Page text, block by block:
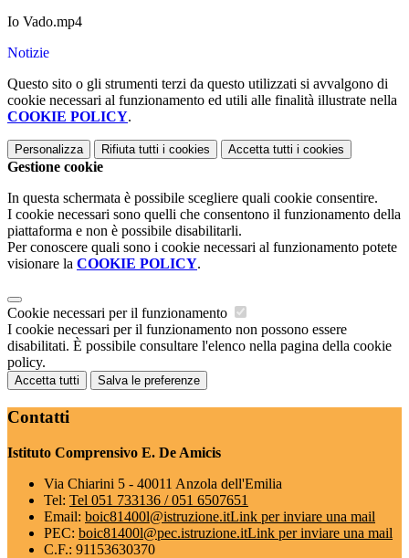
Io Vado.mp4
Notizie
Questo sito o gli strumenti terzi da questo utilizzati si avvalgono di
cookie necessari al funzionamento ed utili alle finalità illustrate nella
COOKIE POLICY.
Personalizza Rifiuta tutti i cookies Accetta tutti i cookies
Gestione cookie
In questa schermata è possibile scegliere quali cookie consentire.
I cookie necessari sono quelli che consentono il funzionamento della
piattaforma e non è possibile disabilitarli.
Per conoscere quali sono i cookie necessari al funzionamento potete
visionare la COOKIE POLICY.
Cookie necessari per il funzionamento
I cookie necessari per il funzionamento non possono essere
disabilitati. È possibile consultare l'elenco nella pagina della cookie
policy.
Accetta tutti Salva le preferenze
Contatti
Istituto Comprensivo E. De Amicis
Via Chiarini 5 - 40011 Anzola dell'Emilia
Tel: Tel 051 733136 / 051 6507651
Email: boic81400l@istruzione.itLink per inviare una mail
PEC: boic81400l@pec.istruzione.itLink per inviare una mail
C.F.: 91153630370